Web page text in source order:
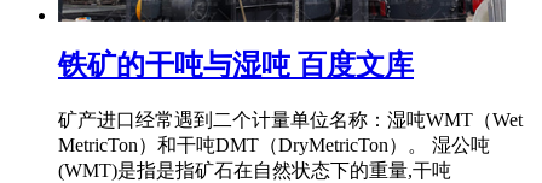
铁矿的干吨与湿吨 百度文库
矿产进口经常遇到二个计量单位名称：湿吨WMT（Wet
MetricTon）和干吨DMT（DryMetricTon）。 湿公吨
(WMT)是指是指矿石在自然状态下的重量,干吨